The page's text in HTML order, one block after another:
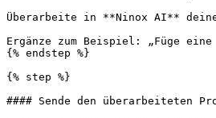
Überarbeite in **Ninox AI**
Ergänze zum Beispiel: „Füge
{% endstep %}
{% step %}
#### Sende den überarbeiteten